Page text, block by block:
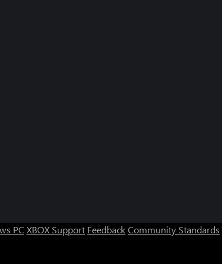
PC XBOX Support FeedbackCommunity Standards